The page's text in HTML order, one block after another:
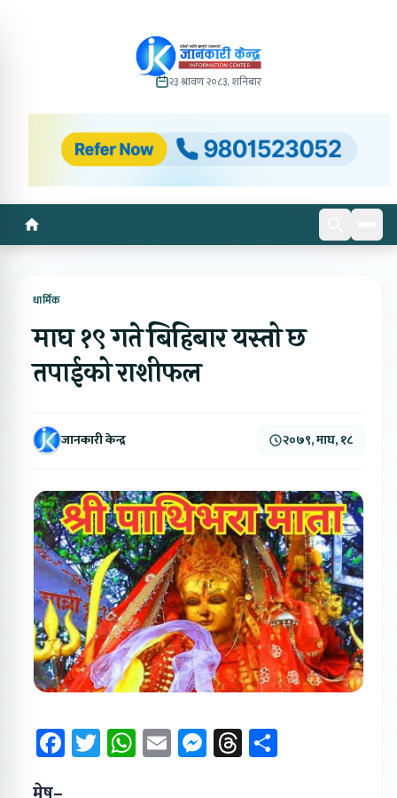
२३ श्रावण २०८३, शनिबार
धार्मिक
माघ १९ गते बिहिबार यस्तो छ
तपाईको राशीफल
जानकारी केन्द्र २०७९, माघ, १८
Facebook
Twitter
WhatsApp
EmailMessenger
Threads